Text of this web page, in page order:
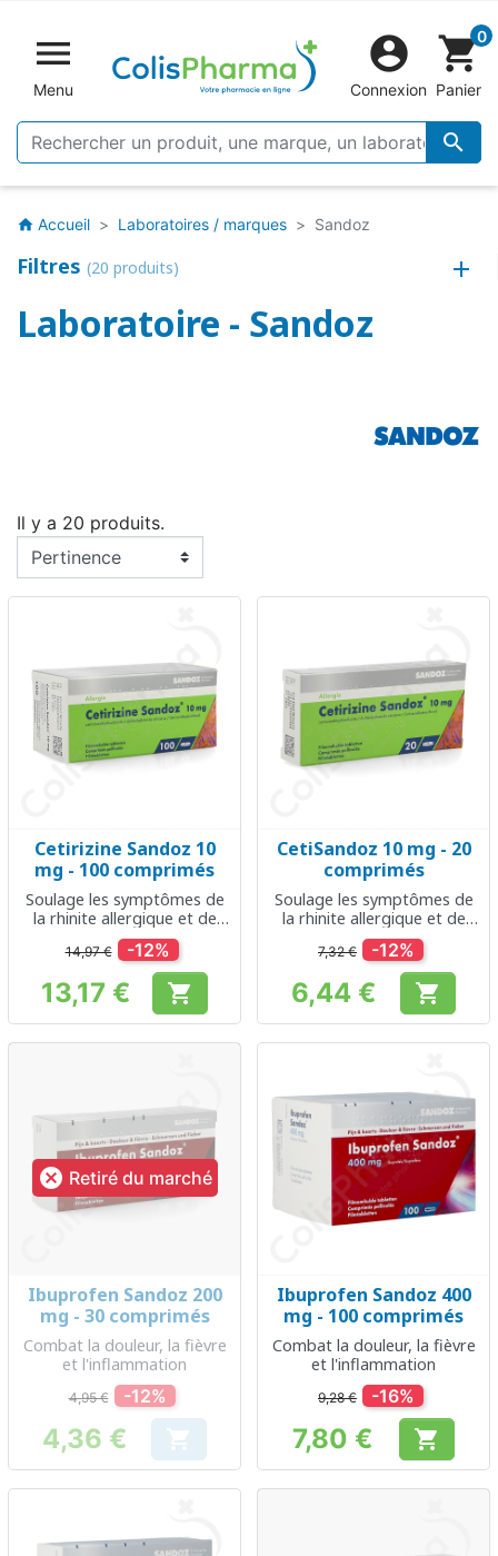

Menu


Connexion
shopping_cart0
Panier
home Accueil Laboratoires / marques Sandoz
Filtres (20 produits)
Laboratoire - Sandoz
Il y a 20 produits.
Cetirizine Sandoz 10
mg - 100 comprimés
Soulage les symptômes de
la rhinite allergique et de
l'urticaire
14,97 € -12%
Prix
13,17 € 
CetiSandoz 10 mg - 20
comprimés
Soulage les symptômes de
la rhinite allergique et de
l'urticaire
7,32 € -12%
Prix
6,44 € 
 Retiré du marché
Ibuprofen Sandoz 200
mg - 30 comprimés
Combat la douleur, la fièvre
et l'inflammation
4,95 € -12%
Prix
4,36 € 
Ibuprofen Sandoz 400
mg - 100 comprimés
Combat la douleur, la fièvre
et l'inflammation
9,28 € -16%
Prix
7,80 € 